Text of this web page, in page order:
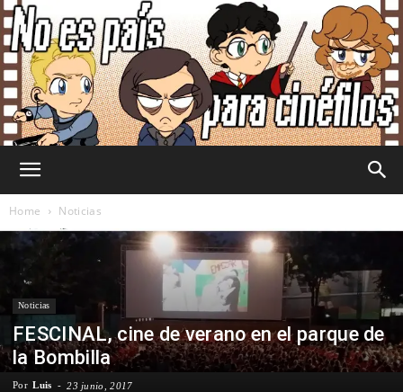
Es
País
Home Noticias
Noticias
FESCINAL, cine de verano en el parque de
la Bombilla
Por Luis - 23 junio, 2017